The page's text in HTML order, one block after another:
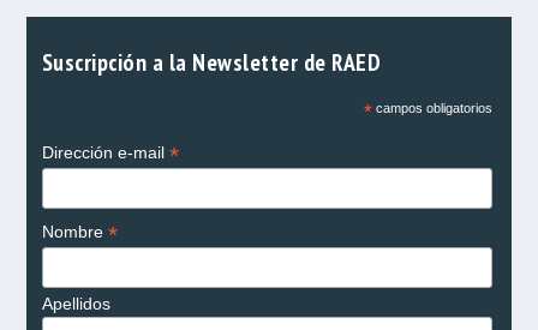
Suscripción a la Newsletter de RAED
*campos obligatorios
Dirección e-mail *
Nombre *
Apellidos